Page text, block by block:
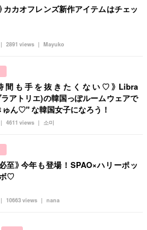
韓国メイク
かわいい Mayuko
2891 views
カカオフレンズ新作アイテムはチェッ
소미
4611 views
間も手を抜きたくない♡》Libra
アトリエ)の韓国っぽルームウェアで
ん♡" な韓国女子になろう！
nana
10663 views
至》今年も登場！SPAO×ハリーポッ
♡